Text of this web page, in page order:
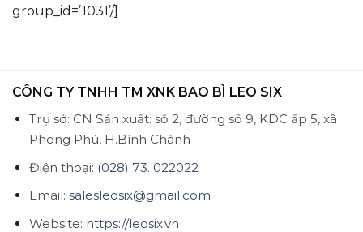
group_id=’1031’/]
CÔNG TY TNHH TM XNK BAO BÌ LEO SIX
Trụ sở: CN Sản xuất: số 2, đường số 9, KDC ấp 5, xã
Phong Phú, H.Bình Chánh
Điện thoại: (028) 73. 022022
Email: salesleosix@gmail.com
Website: https://leosix.vn